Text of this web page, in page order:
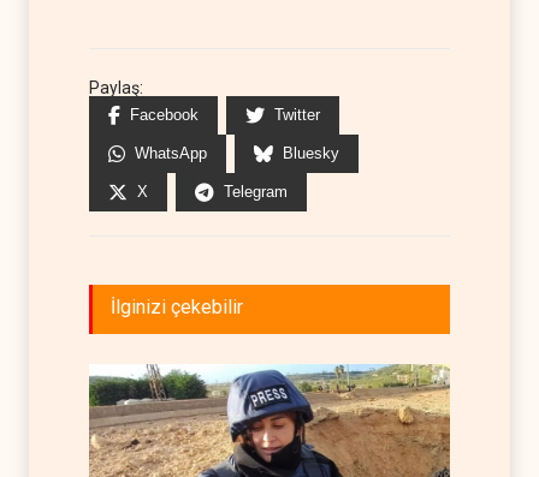
Paylaş:
Facebook Twitter
WhatsApp Bluesky
X Telegram
İlginizi çekebilir